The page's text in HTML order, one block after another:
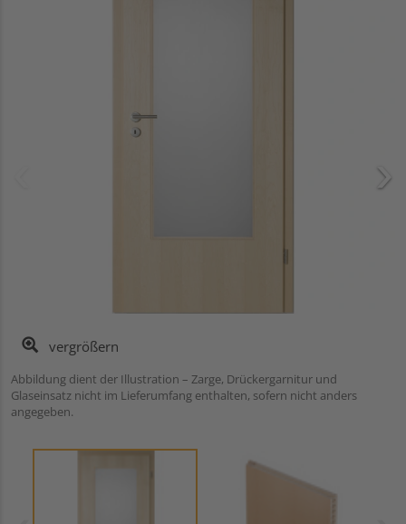
vergrößern
Abbildung dient der Illustration – Zarge, Drückergarnitur und
Glaseinsatz nicht im Lieferumfang enthalten, sofern nicht anders
angegeben.